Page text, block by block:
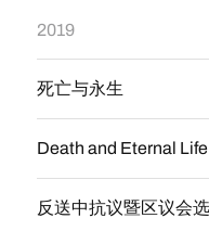
2019
死亡与永生
Death and Eternal Life
反送中抗议暨区议会